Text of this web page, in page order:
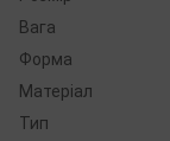
Вага
Форма
Матеріал
Тип